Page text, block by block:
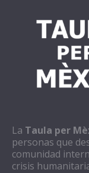
La Taula per
personas que
comunidad
crisis